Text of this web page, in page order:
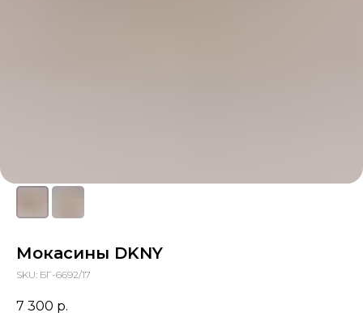
Мокасины DKNY
SKU: БГ-6692/17
7 300 р.